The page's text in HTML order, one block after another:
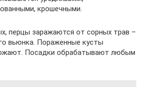
крошечными.
перцы заражаются от сорных трав –
вьюнка. Пораженные кусты
Посадки обрабатывают любым